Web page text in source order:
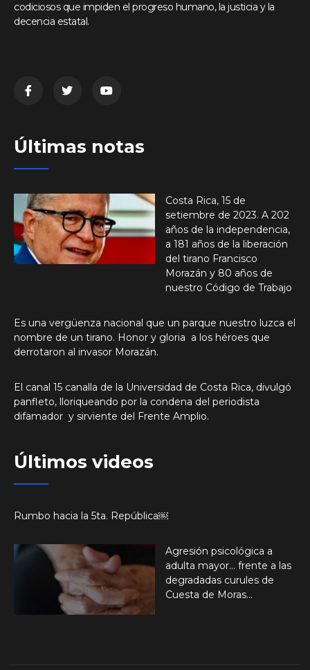
codiciosos que impiden el progreso humano, la justicia y la
decencia estatal.
Últimas notas
Costa Rica, 15 de
setiembre de 2023. A 202
años de la independencia,
a 181 años de la liberación
del tirano Francisco
Morazán y 80 años de
nuestro Código de Trabajo
Es una vergüenza nacional que un parque nuestro luzca el
nombre de un tirano. Honor y gloria a los héroes que
derrotaron al invasor Morazán.
El canal 15 canalla de la Universidad de Costa Rica, divulgó
panfleto, lloriqueando por la condena del periodista
difamador y sirviente del Frente Amplio.
Últimos videos
Rumbo hacia la 5ta. República￼
Agresión psicológica a
adulta mayor… frente a las
degradadas curules de
Cuesta de Moras…